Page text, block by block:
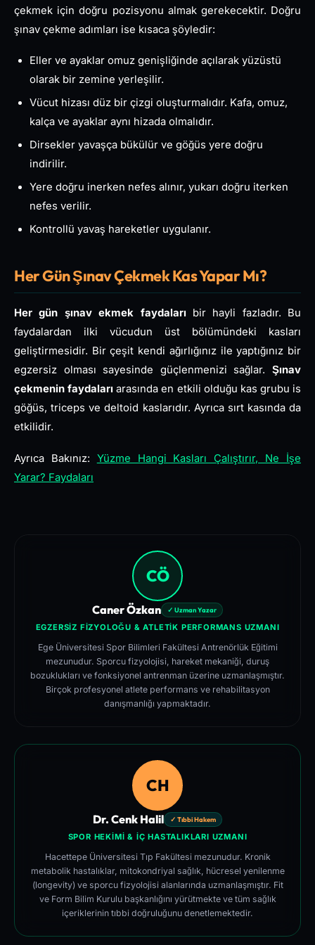
çekmek için doğru pozisyonu almak gerekecektir. Doğru
şınav çekme adımları ise kısaca şöyledir:
Eller ve ayaklar omuz genişliğinde açılarak yüzüstü
olarak bir zemine yerleşilir.
Vücut hizası düz bir çizgi oluşturmalıdır. Kafa, omuz,
kalça ve ayaklar aynı hizada olmalıdır.
Dirsekler yavaşça bükülür ve göğüs yere doğru
indirilir.
Yere doğru inerken nefes alınır, yukarı doğru iterken
nefes verilir.
Kontrollü yavaş hareketler uygulanır.
Her Gün Şınav Çekmek Kas Yapar Mı?
Her gün şınav ekmek faydaları bir hayli fazladır. Bu
faydalardan ilki vücudun üst bölümündeki kasları
geliştirmesidir. Bir çeşit kendi ağırlığınız ile yaptığınız bir
egzersiz olması sayesinde güçlenmenizi sağlar. Şınav
çekmenin faydaları arasında en etkili olduğu kas grubu is
göğüs, triceps ve deltoid kaslarıdır. Ayrıca sırt kasında da
etkilidir.
Ayrıca Bakınız: Yüzme Hangi Kasları Çalıştırır, Ne İşe
Yarar? Faydaları
CÖ
Caner Özkan ✓ Uzman Yazar
EGZERSIZ FIZYOLOĞU & ATLETIK PERFORMANS UZMANI
Ege Üniversitesi Spor Bilimleri Fakültesi Antrenörlük Eğitimi
mezunudur. Sporcu fizyolojisi, hareket mekaniği, duruş
bozuklukları ve fonksiyonel antrenman üzerine uzmanlaşmıştır.
Birçok profesyonel atlete performans ve rehabilitasyon
danışmanlığı yapmaktadır.
CH
Dr. Cenk Halil ✓ Tıbbi Hakem
SPOR HEKIMI & İÇ HASTALIKLARI UZMANI
Hacettepe Üniversitesi Tıp Fakültesi mezunudur. Kronik
metabolik hastalıklar, mitokondriyal sağlık, hücresel yenilenme
(longevity) ve sporcu fizyolojisi alanlarında uzmanlaşmıştır. Fit
ve Form Bilim Kurulu başkanlığını yürütmekte ve tüm sağlık
içeriklerinin tıbbi doğruluğunu denetlemektedir.